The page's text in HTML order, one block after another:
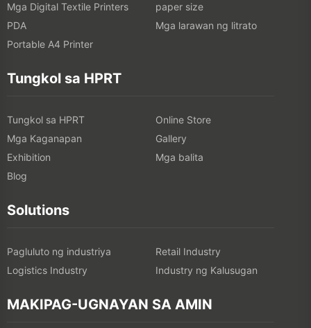
Mga Digital Textile Printers
paper size
PDA
Mga larawan ng litrato
Portable A4 Printer
Tungkol sa HPRT
Tungkol sa HPRT
Online Store
Mga Kaganapan
Gallery
Exhibition
Mga balita
Blog
Solutions
Pagluluto ng industriya
Retail Industry
Logistics Industry
Industry ng Kalusugan
MAKIPAG-UGNAYAN SA AMIN